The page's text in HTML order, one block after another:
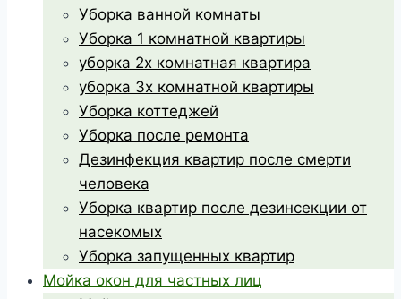
Уборка ванной комнаты
Уборка 1 комнатной квартиры
уборка 2х комнатная квартира
уборка 3х комнатной квартиры
Уборка коттеджей
Уборка после ремонта
Дезинфекция квартир после смерти
человека
Уборка квартир после дезинсекции от
насекомых
Уборка запущенных квартир
Мойка окон для частных лиц